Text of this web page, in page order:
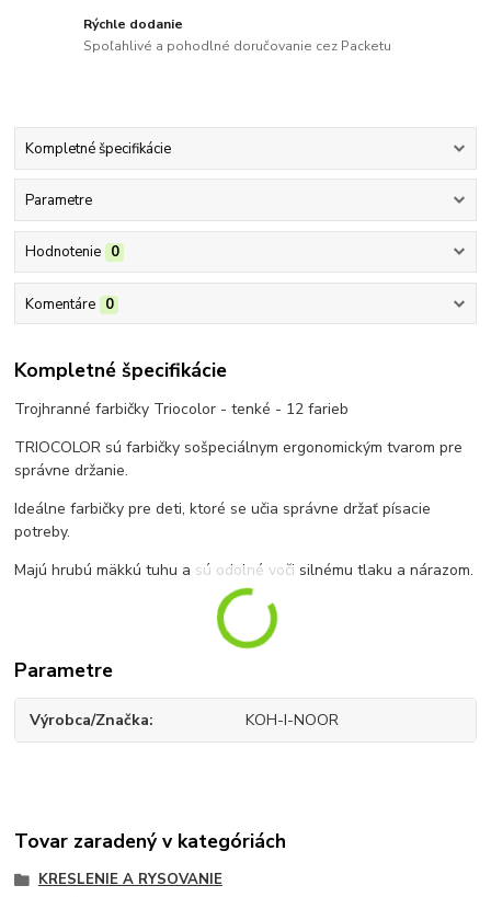
Rýchle dodanie
Spoľahlivé a pohodlné doručovanie cez Packetu
Kompletné špecifikácie
Parametre
Hodnotenie 0
Komentáre 0
Kompletné špecifikácie
Trojhranné farbičky Triocolor - tenké - 12 farieb
TRIOCOLOR sú farbičky sošpeciálnym ergonomickým tvarom pre
správne držanie.
Ideálne farbičky pre deti, ktoré se učia správne držať písacie
potreby.
Majú hrubú mäkkú tuhu a sú odolné voči silnému tlaku a nárazom.
Parametre
Výrobca/Značka KOH-I-NOOR
Tovar zaradený v kategóriách
KRESLENIE A RYSOVANIE